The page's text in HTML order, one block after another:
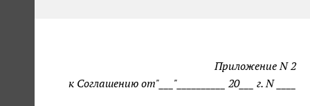
Приложение N 2
к Соглашению от"___"__________ 20___ г. N ____